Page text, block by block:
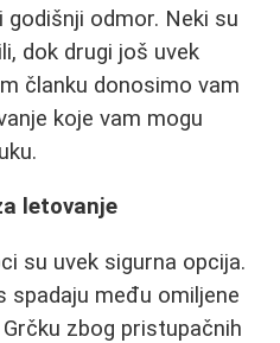
odmor. Neki su
dok drugi još uvek
članku donosimo vam
koje vam mogu
letovanje
su uvek sigurna opcija.
spadaju među omiljene
zbog pristupačnih